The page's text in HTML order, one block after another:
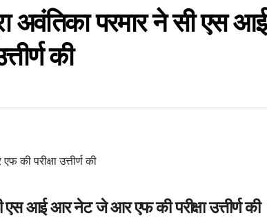
अवंतिका परमार ने सी एस आई
की
एस आई आर नेट जे आर एफ की परीक्षा उत्तीर्ण की